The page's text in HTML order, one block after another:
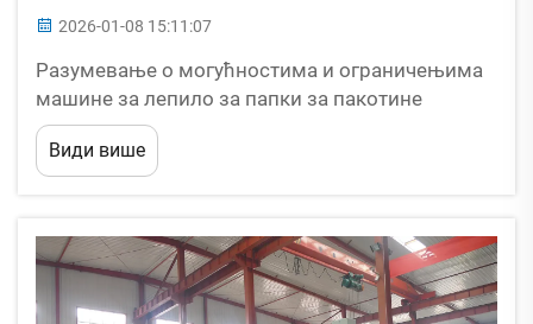
2026-01-08 15:11:07
Разумевање о могућностима и ограничењима
машине за лепило за папки за пакотине
Лепила за пакотине дефинитивно брже праве
кутије, иако имају своје ограничења када је у
питању оно што могу да раде физички и
Види више